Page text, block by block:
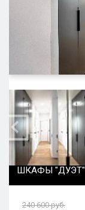
ШКАФЫ "ДУЭТ"
240 600руб.